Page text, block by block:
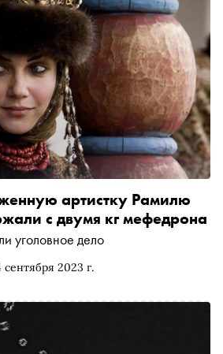
сентября 2023 г.
артистку Рамилю
с двумя кг мефедрона
уголовное дело